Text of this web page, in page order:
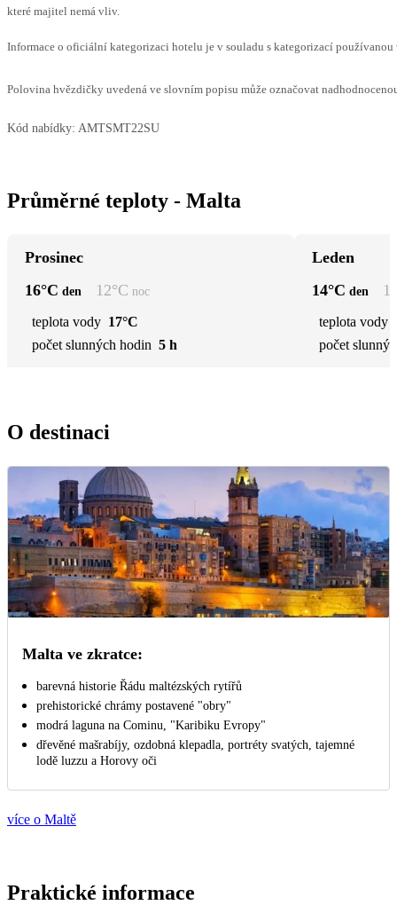
které majitel nemá vliv.
Informace o oficiální kategorizaci hotelu je v souladu s kategorizací
Polovina hvězdičky uvedená ve slovním popisu může označovat
Kód nabídky: AMTSMT22SU
Průměrné teploty - Malta
Prosinec
16°C den 12°C noc
teplota vody 17°C
počet slunných hodin 5 h
Leden
14°C den
teplota vody
počet
O destinaci
Malta ve zkratce:
barevná historie Řádu maltézských rytířů
prehistorické chrámy postavené "obry"
modrá laguna na Cominu, "Karibiku Evropy"
dřevěné mašrabíjy, ozdobná klepadla, portréty svatých, tajemné
lodě luzzu a Horovy oči
více o Maltě
Praktické informace